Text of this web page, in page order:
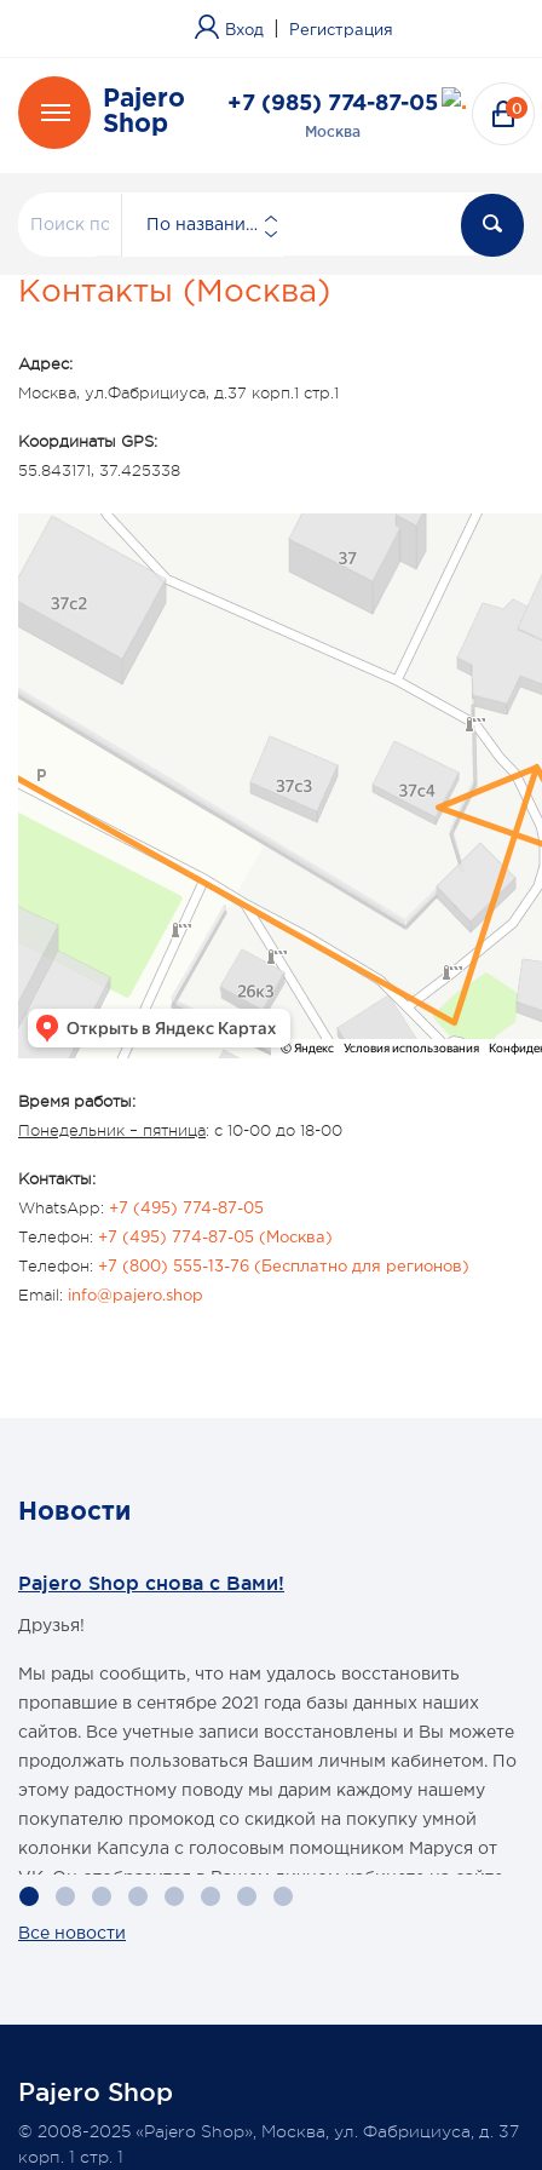
Вход Регистрация
Pajero
Shop
+7 (985) 774-87-05
Москва
0
По названию
Контакты (Москва)
Адрес:
Москва, ул.Фабрициуса, д.37 корп.1 стр.1
Координаты GPS:
55.843171, 37.425338
Время работы:
Понедельник – пятница: с 10-00 до 18-00
Контакты:
WhatsApp: +7 (495) 774-87-05
Телефон: +7 (495) 774-87-05 (Москва)
Телефон: +7 (800) 555-13-76 (Бесплатно для регионов)
Email: info@pajero.shop
Новости
Pajero Shop снова с Вами!
Друзья!
Мы рады сообщить, что нам удалось восстановить
пропавшие в сентябре 2021 года базы данных наших
сайтов. Все учетные записи восстановлены и Вы можете
продолжать пользоваться Вашим личным кабинетом. По
этому радостному поводу мы дарим каждому нашему
покупателю промокод со скидкой на покупку умной
колонки Капсула с голосовым помощником Маруся от
VK. Он отобразится в Вашем личном кабинете на сайте
магазина Pajero Shop 14 февраля.
Всегда Ваш, Pajero Shop
3 февраля 2022
Все новости
Pajero Shop
© 2008-2025 «Pajero Shop», Москва, ул. Фабрициуса, д. 37
корп. 1 стр. 1